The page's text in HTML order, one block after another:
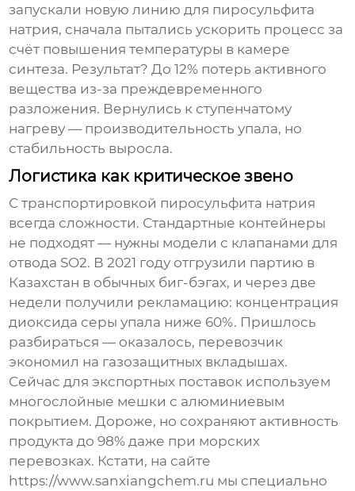
запускали новую линию для пиросульфита
натрия, сначала пытались ускорить процесс за
счёт повышения температуры в камере
синтеза. Результат? До 12% потерь активного
вещества из-за преждевременного
разложения. Вернулись к ступенчатому
нагреву — производительность упала, но
стабильность выросла.
Логистика как критическое звено
С транспортировкой пиросульфита натрия
всегда сложности. Стандартные контейнеры
не подходят — нужны модели с клапанами для
отвода SO2. В 2021 году отгрузили партию в
Казахстан в обычных биг-бэгах, и через две
недели получили рекламацию: концентрация
диоксида серы упала ниже 60%. Пришлось
разбираться — оказалось, перевозчик
экономил на газозащитных вкладышах.
Сейчас для экспортных поставок используем
многослойные мешки с алюминиевым
покрытием. Дороже, но сохраняют активность
продукта до 98% даже при морских
перевозках. Кстати, на сайте
https://www.sanxiangchem.ru мы специально